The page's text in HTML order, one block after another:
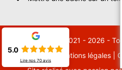
© 2021 - 2026 -
Mentions légales|
5.0
Lire nos 70avis